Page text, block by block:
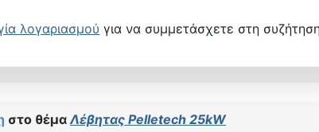
λογαριασμού για να συμμετάσχετε στη
στο θέμαΛέβητας Pelletech 25kW